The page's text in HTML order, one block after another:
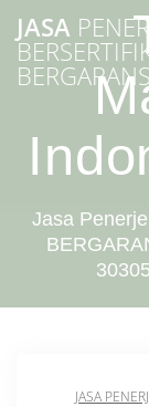
JASA
Jasa
JASA